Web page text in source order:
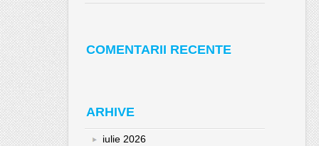
COMENTARII RECENTE
ARHIVE
iulie 2026